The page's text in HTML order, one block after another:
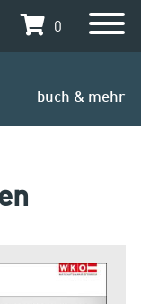
0
buch & mehr